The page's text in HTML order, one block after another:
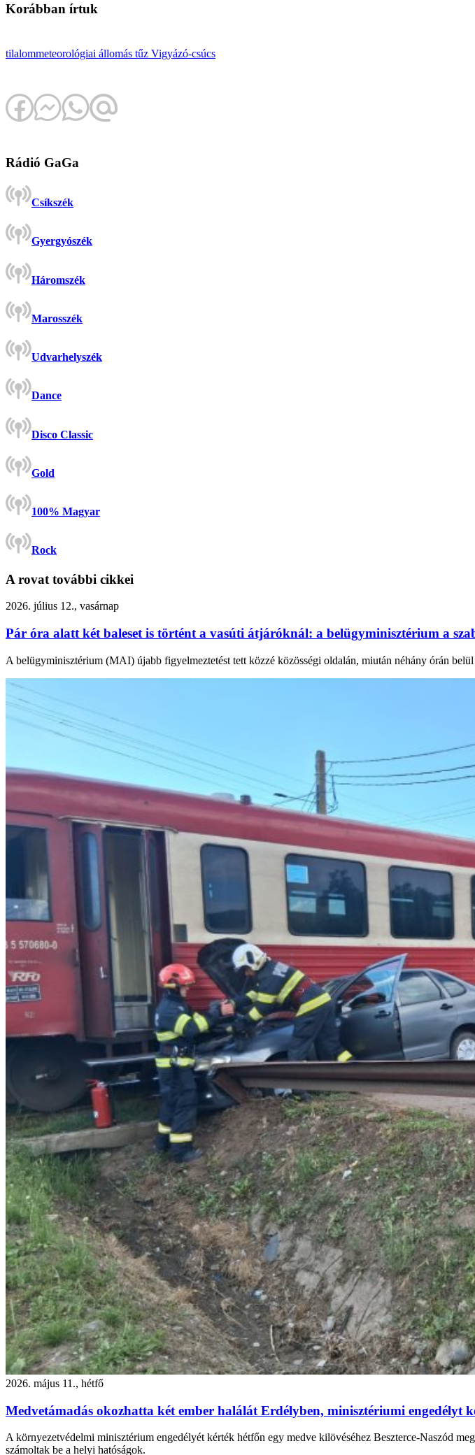
Korábban írtuk
tilalommeteorológiai állomás tűz Vigyázó-csúcs
Rádió GaGa
Csíkszék
Gyergyószék
Háromszék
Marosszék
Udvarhelyszék
Dance
Disco Classic
Gold
100% Magyar
Rock
A rovat további cikkei
2026. július 12., vasárnap
Pár óra alatt két baleset is történt a vasúti átjáróknál: a belügyminisztérium a
A belügyminisztérium (MAI) újabb figyelmeztetést tett közzé közösségi oldalán, miután néhány órán
2026. május 11., hétfő
Medvetámadás okozhatta két ember halálát Erdélyben, minisztériumi engedélyt
A környezetvédelmi minisztérium engedélyét kérték hétfőn egy medve kilövéséhez Beszterce-Naszód
számoltak be a helyi hatóságok.